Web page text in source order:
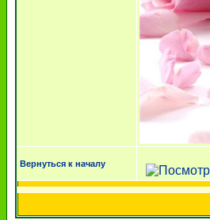
Вернуться к началу